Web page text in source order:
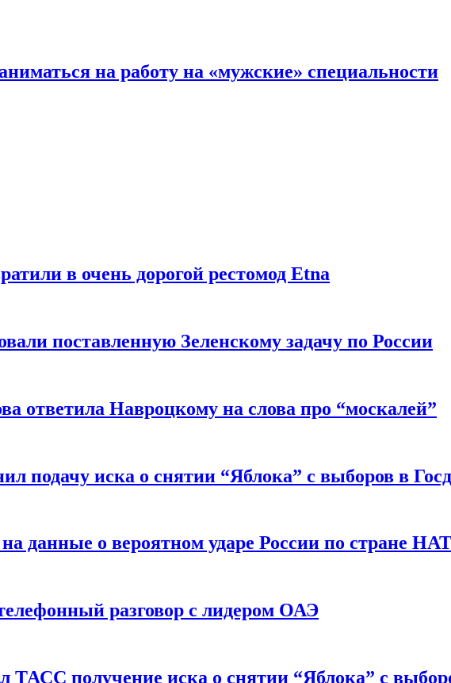
на работу на «мужские» специальности
в очень дорогой рестомод Etna
поставленную Зеленскому задачу по России
ответила Навроцкому на слова про “москалей”
подачу иска о снятии “Яблока” с выборов в
данные о вероятном ударе России по стране
разговор с лидером ОАЭ
ТАСС получение иска о снятии “Яблока” с